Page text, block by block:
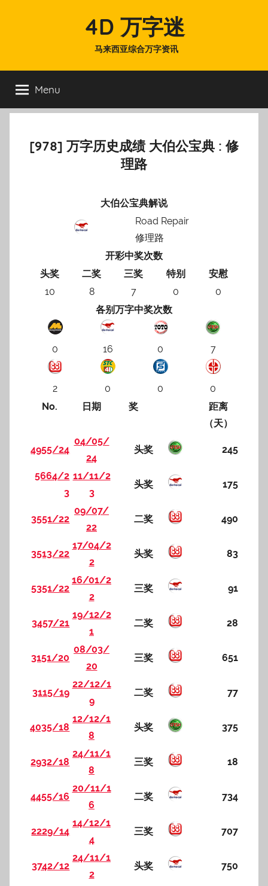
4D 万字迷
马来西亚综合万字资讯
Menu
[978] 万字历史成绩 大伯公宝典 : 修
理路
大伯公宝典解说
Road Repair
修理路
开彩中奖次数
头奖
二奖 三奖 特别
安慰
10
8 7 0
0
各别万字中奖次数
0 16 0 7
2 0 0
0
No.
日期 奖
距离
（天）
4955/24
04/05/
24
头奖 245
5664/2
3
11/11/2
3
头奖 175
3551/22
09/07/
22
二奖 490
3513/22
17/04/2
2
头奖 83
5351/22
16/01/2
2
三奖 91
3457/21
19/12/2
1
二奖 28
3151/20
08/03/
20
三奖 651
3115/19
22/12/1
9
二奖 77
4035/18
12/12/1
8
头奖 375
2932/18
24/11/1
8
三奖 18
4455/16
20/11/1
6
二奖 734
2229/14
14/12/1
4
三奖 707
3742/12
24/11/1
2
头奖 750